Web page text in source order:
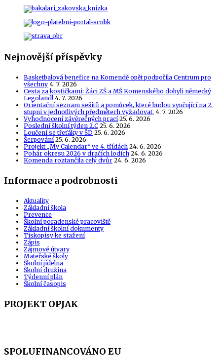
Nejnovější příspěvky
Basketbalová benefice na Komendě opět podpořila Centrum pro
všechny 4. 7. 2026
Cesta za kostičkami: Žáci ZŠ a MŠ Komenského dobyli německý
Legoland! 4. 7. 2026
Orientační seznam sešitů a pomůcek, které budou vyučující na 2.
stupni v jednotlivých předmětech vyžadovat. 4. 7. 2026
Vyhodnocení závěrečných prací 25. 6. 2026
Poslední školní týden 2.C 25. 6. 2026
Loučení se třeťáky v ŠD 25. 6. 2026
Šerpování 25. 6. 2026
Projekt „My Calendar“ ve 4. třídách 24. 6. 2026
Pohár okresu 2026 v dračích lodích 24. 6. 2026
Komenda roztančila celý dvůr 24. 6. 2026
Informace a podrobnosti
Aktuality
Základní škola
Prevence
Školní poradenské pracoviště
Základní školní dokumenty
Tiskopisy ke stažení
Zápis
Zájmové útvary
Mateřské školy
Školní jídelna
Školní družina
Týdenní plán
Školní časopis
PROJEKT OPJAK
SPOLUFINANCOVÁNO EU